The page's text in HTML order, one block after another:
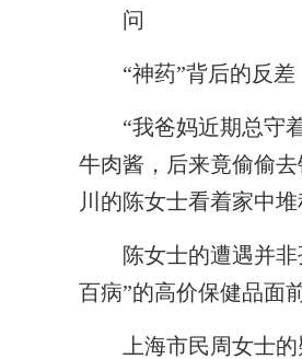
问
“神药”背后的反差
“我爸妈近期总守着
牛肉酱，后来竟偷偷
川的陈女士看着家中
陈女士的遭遇并非
百病”的高价保健品面
上海市民周女士的疑